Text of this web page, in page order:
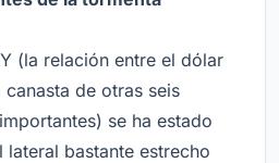
(la relación entre el dólar
de otras seis
se ha estado
lateral bastante estrecho